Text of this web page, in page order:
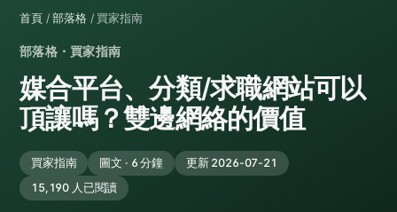
首頁/部落格/ 買家指南
部落格・買家指南
媒合平台、分類/求職網站可以
頂讓嗎？雙邊網絡的價值
買家指南 圖文 · 6 分鐘
更新 2026-07-21
15,190 人已閱讀